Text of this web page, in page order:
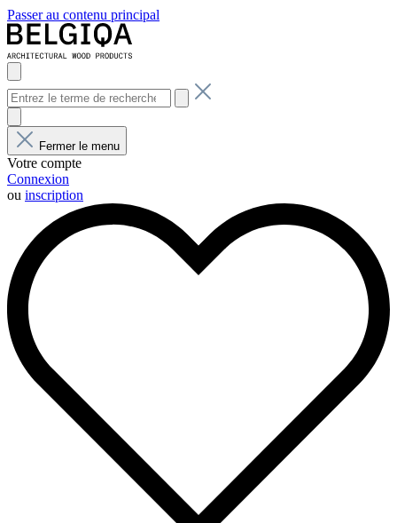
Passer au contenu principal
Fermer le menu
Votre compte
Connexion
ou inscription